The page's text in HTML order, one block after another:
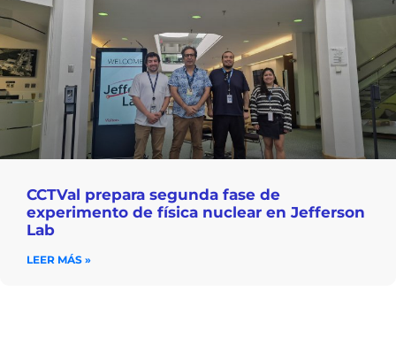
CCTVal prepara segunda fase de
experimento de física nuclear en Jefferson
Lab
LEER MÁS »